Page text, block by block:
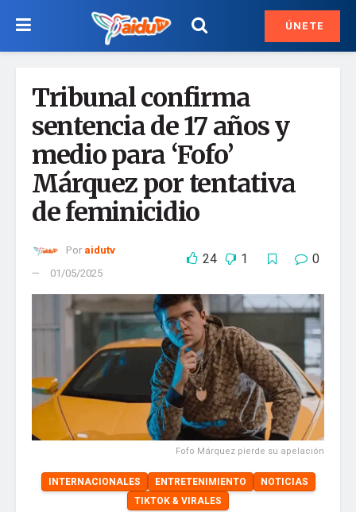
ÚNETE
Tribunal confirma
sentencia de 17 años y
medio para ‘Fofo’
Márquez por tentativa
de feminicidio
Por aidutv
01/05/2025
24 1 0
Fofo Márquez pierde su apelación
INTERNACIONALES ENTRETENIMIENTO
NOTICIAS
TIKTOK & VIRALES